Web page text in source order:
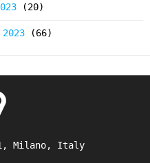
(20)
(66)
Milano, Italy